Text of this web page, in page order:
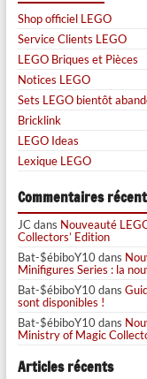
Shop officiel LEGO
Service Clients LEGO
LEGO Briques et Pièces
Notices LEGO
Sets LEGO bientôt
Bricklink
LEGO Ideas
Lexique LEGO
Commentaires
JCdans Nouveauté
Collectors’ Edition
Bat-$ébiboY10dans
Minifigures Series : la
Bat-$ébiboY10dans
sont disponibles !
Bat-$ébiboY10dans
Ministry of Magic
Articles récents